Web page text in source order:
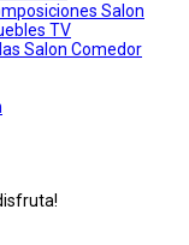
Salon
TV
Salon Comedor